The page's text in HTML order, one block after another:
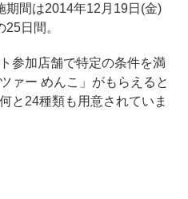
期間は2014年12月19日(金)
日間。
参加店舗で特定の条件を満
ァー めんこ」がもらえると
と24種類も用意されていま